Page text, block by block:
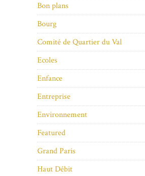
Bon plans
Bourg
Comité de Quartier du Val
Ecoles
Enfance
Entreprise
Environnement
Featured
Grand Paris
Haut Débit